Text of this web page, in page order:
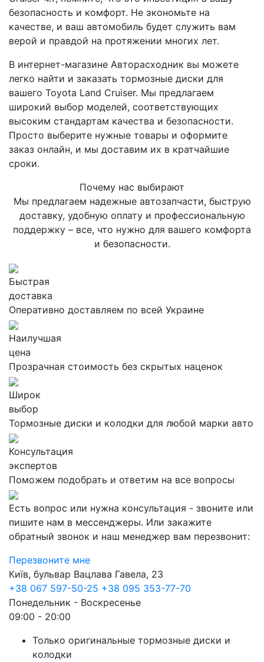
безопасность и комфорт. Не экономьте на
качестве, и ваш автомобиль будет служить вам
верой и правдой на протяжении многих лет.
В интернет-магазине Авторасходник вы можете
легко найти и заказать тормозные диски для
вашего Toyota Land Cruiser. Мы предлагаем
широкий выбор моделей, соответствующих
высоким стандартам качества и безопасности.
Просто выберите нужные товары и оформите
заказ онлайн, и мы доставим их в кратчайшие
сроки.
Почему нас выбирают
Мы предлагаем надежные автозапчасти, быструю
доставку, удобную оплату и профессиональную
поддержку – все, что нужно для вашего комфорта
и безопасности.
Быстрая
доставка
Оперативно доставляем по всей Украине
Наилучшая
цена
Прозрачная стоимость без скрытых наценок
Широк
выбор
Тормозные диски и колодки для любой марки авто
Консультация
экспертов
Поможем подобрать и ответим на все вопросы
Есть вопрос или нужна консультация - звоните или
пишите нам в мессенджеры. Или закажите
обратный звонок и наш менеджер вам перезвонит:
Перезвоните мне
Київ, бульвар Вацлава Гавела, 23
+38 067 597-50-25 +38 095 353-77-70
Понедельник - Воскресенье
09:00 - 20:00
Только оригинальные тормозные диски и
колодки